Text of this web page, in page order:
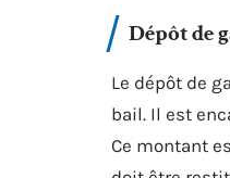
Dépôt de
Le dépôt de
bail. Il est
Ce montant